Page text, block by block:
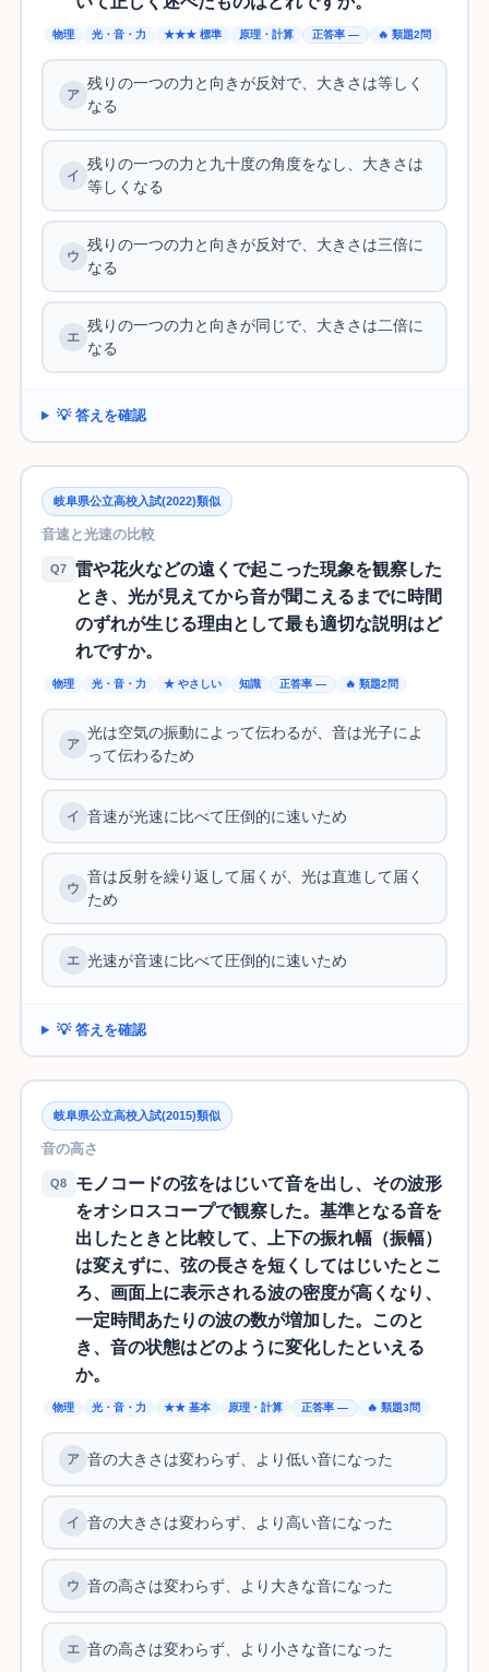
物理 光・音・力 ★★★ 標準 原理・計算 正答率 — 🔥 類題2問
残りの一つの力と向きが反対で、大きさは等しく
なる
残りの一つの力と九十度の角度をなし、大きさは
等しくなる
残りの一つの力と向きが反対で、大きさは三倍に
なる
残りの一つの力と向きが同じで、大きさは二倍に
なる
💡 答えを確認
岐阜県公立高校入試(2022)類似
音速と光速の比較
Q7
雷や花火などの遠くで起こった現象を観察した
とき、光が見えてから音が聞こえるまでに時間
のずれが生じる理由として最も適切な説明はど
れですか。
物理 光・音・力 ★ やさしい 知識 正答率 — 🔥 類題2問
光は空気の振動によって伝わるが、音は光子によ
って伝わるため
音速が光速に比べて圧倒的に速いため
音は反射を繰り返して届くが、光は直進して届く
ため
光速が音速に比べて圧倒的に速いため
💡 答えを確認
岐阜県公立高校入試(2015)類似
音の高さ
Q8
モノコードの弦をはじいて音を出し、その波形
をオシロスコープで観察した。基準となる音を
出したときと比較して、上下の振れ幅（振幅）
は変えずに、弦の長さを短くしてはじいたとこ
ろ、画面上に表示される波の密度が高くなり、
一定時間あたりの波の数が増加した。このと
き、音の状態はどのように変化したといえる
か。
物理 光・音・力 ★★ 基本 原理・計算 正答率 — 🔥 類題3問
音の大きさは変わらず、より低い音になった
音の大きさは変わらず、より高い音になった
音の高さは変わらず、より大きな音になった
音の高さは変わらず、より小さな音になった